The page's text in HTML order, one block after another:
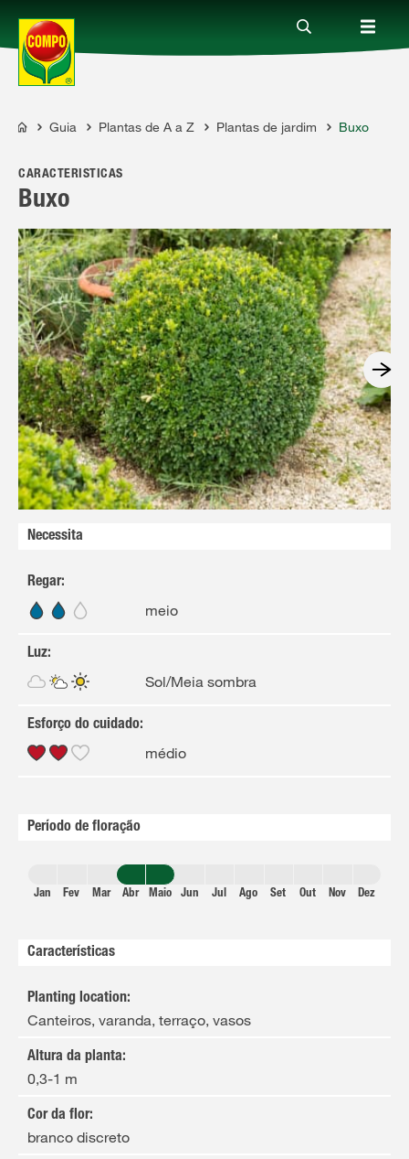
Produtos
Guia
Serviço
Quem somos
COMPO
Guia Plantas de A a Z Plantas de jardim Buxo
CARACTERÍSTICAS
Buxo
Necessita
Regar:
meio
Luz:
Sol/Meia sombra
Esforço do cuidado:
médio
Período de floração
Jan Fev Mar Abr Maio Jun Jul Ago Set Out Nov Dez
Características
Planting location:
Canteiros, varanda, terraço, vasos
Altura da planta:
0,3-1 m
Cor da flor:
branco discreto